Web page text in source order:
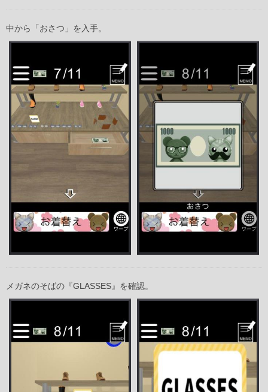
中から「おさつ」を入手。
メガネのそばの『GLASSES』を確認。